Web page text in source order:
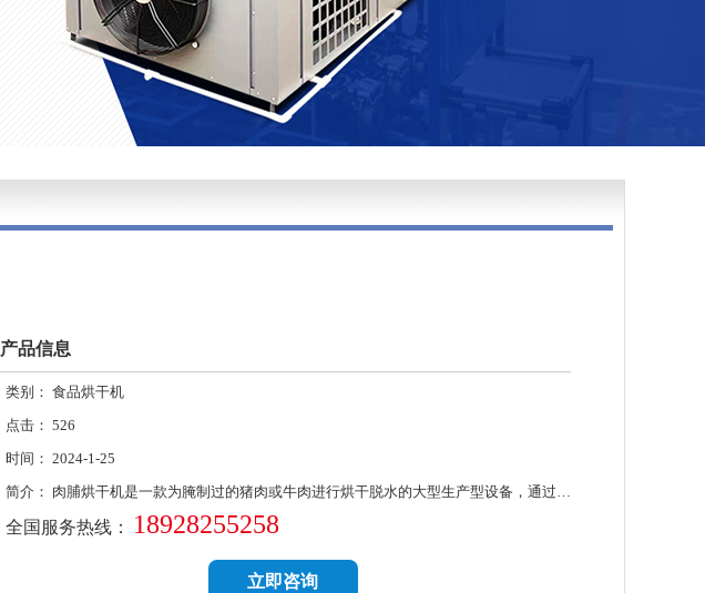
产品信息
类别： 食品烘干机
点击： 526
时间： 2024-1-25
简介： 肉脯烘干机是一款为腌制过的猪肉或牛肉进行烘干脱水的大型生产型设备，通过…
全国服务热线： 18928255258
立即咨询